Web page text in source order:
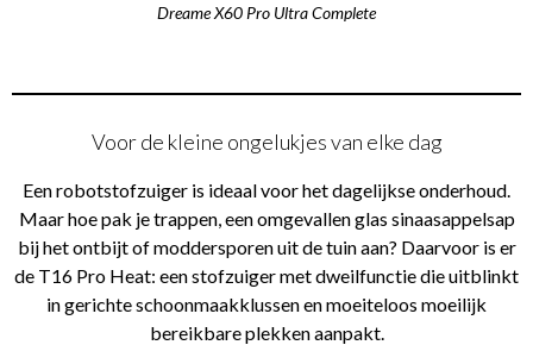
Dreame X60 Pro Ultra Complete
Voor de kleine ongelukjes van elke dag
Een robotstofzuiger is ideaal voor het dagelijkse onderhoud.
Maar hoe pak je trappen, een omgevallen glas sinaasappelsap
bij het ontbijt of moddersporen uit de tuin aan? Daarvoor is er
de T16 Pro Heat: een stofzuiger met dweilfunctie die uitblinkt
in gerichte schoonmaakklussen en moeiteloos moeilijk
bereikbare plekken aanpakt.